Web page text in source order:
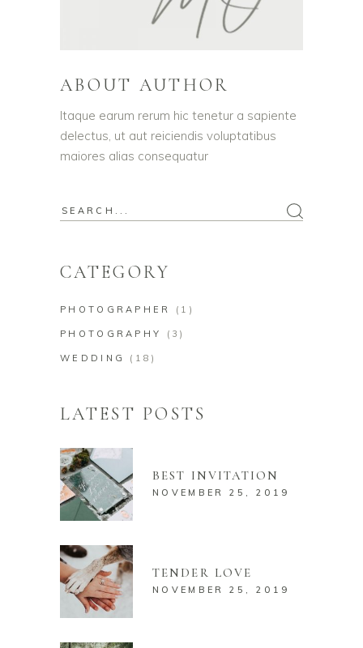
ABOUT AUTHOR
Itaque earum rerum hic tenetur a sapiente
delectus, ut aut reiciendis voluptatibus
maiores alias consequatur
Search
CATEGORY
PHOTOGRAPHER (1)
PHOTOGRAPHY (3)
WEDDING (18)
LATEST POSTS
BEST INVITATION
NOVEMBER 25, 2019
TENDER LOVE
NOVEMBER 25, 2019